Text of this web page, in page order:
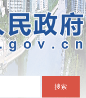
搜索